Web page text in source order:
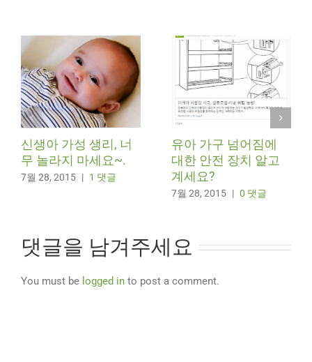
신생아 가성 생리, 너
무 놀라지 마세요~.
7월 28, 2015 | 1 댓글
유아 가구 넘어짐에
대한 안전 장치 알고
계세요?
7월 28, 2015 | 0 댓글
댓글을 남겨주세요
You must be logged in to post a comment.